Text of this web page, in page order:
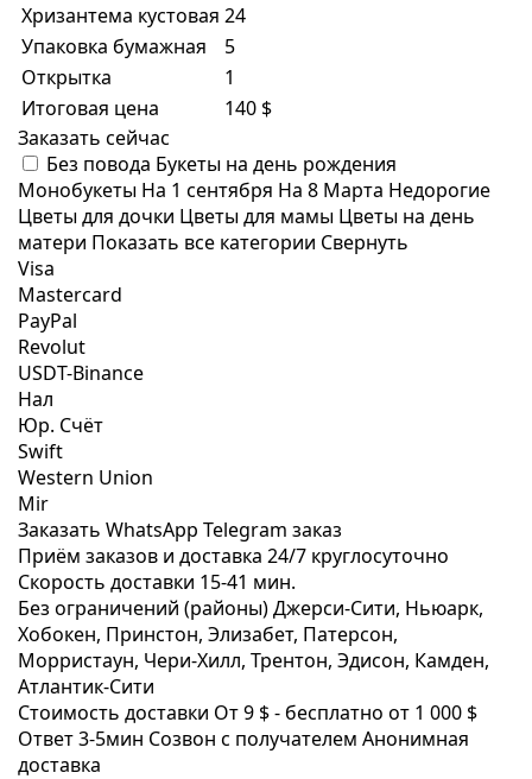
Хризантема кустовая 24
Упаковка бумажная
5
Открытка
1
Итоговая цена
140 $
Заказать сейчас
Без повода Букеты на день рождения
Монобукеты На 1 сентября На 8 Марта Недорогие
Цветы для дочки Цветы для мамы Цветы на день
матери Показать все категории Свернуть
Visa
Mastercard
PayPal
Revolut
USDT-Binance
Нал
Юр. Счёт
Swift
Western Union
Mir
Заказать WhatsApp Telegram заказ
Приём заказов и доставка 24/7 круглосуточно
Скорость доставки 15-41 мин.
Без ограничений (районы)Джерси-Сити, Ньюарк,
Хобокен, Принстон, Элизабет, Патерсон,
Морристаун, Чери-Хилл, Трентон, Эдисон, Камден,
Атлантик-Сити
Стоимость доставки От 9 $ - бесплатно от 1 000 $
Ответ 3-5мин Созвон с получателем Анонимная
доставка